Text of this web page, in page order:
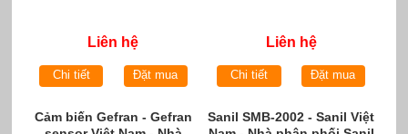
Liên hệ
Chi tiết Đặt mua
Liên hệ
Chi tiết Đặt mua
Cảm biến Gefran - Gefran
Sanil SMB-2002 - Sanil Việt